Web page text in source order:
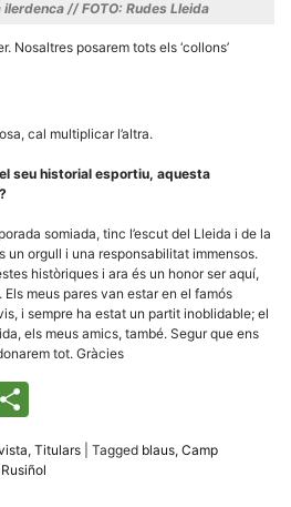
// FOTO: Rudes Lleida
Nosaltres posarem tots els ‘collons’
cal multiplicar l’altra.
seu historial esportiu, aquesta
somiada, tinc l’escut del Lleida i de la
un orgull i una responsabilitat immensos.
històriques i ara és un honor ser aquí,
meus pares van estar en el famós
i sempre ha estat un partit inoblidable; el
els meus amics, també. Segur que ens
tot. Gràcies
, Titulars Tagged blaus, Camp
Rusiñol